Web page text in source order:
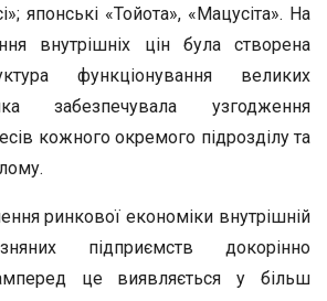
японські «Тойота», «Мацусіта». На
внутрішніх цін була створена
функціонування великих
забезпечувала узгодження
кожного окремого підрозділу та
ринкової економіки внутрішній
підприємств докорінно
це виявляється у більш